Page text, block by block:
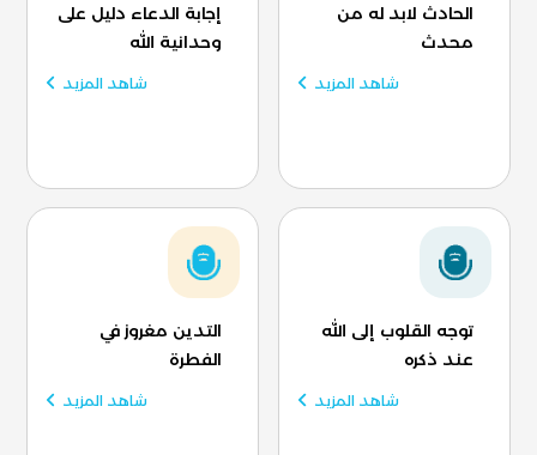
الحادث لابد له من
محدث
شاهد المزيد
إجابة الدعاء دليل على
وحدانية الله
شاهد المزيد
توجه القلوب إلى الله
عند ذكره
شاهد المزيد
التدين مغروز في
الفطرة
شاهد المزيد